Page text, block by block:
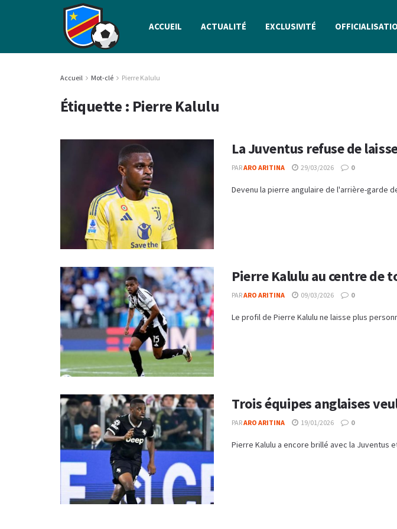
ACCUEIL ACTUALITÉ EXCLUSIVITÉ
Accueil Mot-clé Pierre Kalulu
Étiquette : Pierre Kalulu
La Juventus refuse de
PARARO ARITINA 29/03/2026 0
Devenu la pierre angulaire de l'arrière-garde
Pierre Kalulu au centre de
PARARO ARITINA 09/03/2026 0
Le profil de Pierre Kalulu ne laisse plus
Trois équipes anglaises
PARARO ARITINA 19/01/2026 0
Pierre Kalulu a encore brillé avec la Juventus